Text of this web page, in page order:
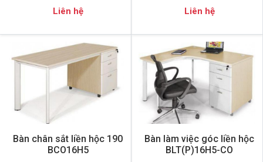
Liên hệ Liên hệ
Bàn chân sắt liền hộc 190
BCO16H5
Bàn làm việc góc liền hộc
BLT(P)16H5-CO